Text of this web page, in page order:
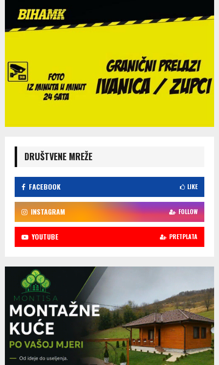
DRUŠTVENE MREŽE
FACEBOOK LIKE
INSTAGRAM FOLLOW
YOUTUBE PRETPLATA